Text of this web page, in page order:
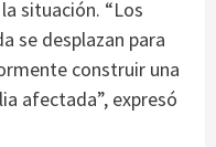
situación. “Los
se desplazan para
construir una
afectada”, expresó